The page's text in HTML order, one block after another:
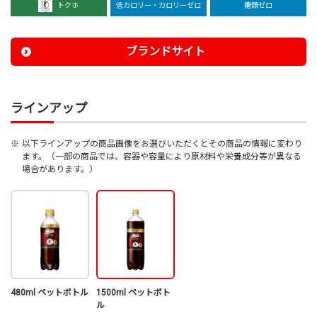
トクホ 低カロリー・カロリーゼロ 糖類ゼロ
ブランドサイト
ラインアップ
※ 以下ラインアップの商品画像をお選びいただくとその商品の情報に変わり
ます。（一部の商品では、容器や容量により原材料や栄養成分等が異なる
場合があります。）
480ml ペットボトル
1500ml ペットボト
ル